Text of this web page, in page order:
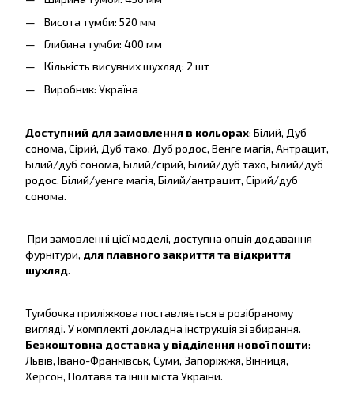
Висота тумби: 520 мм
Глибина тумби: 400 мм
Кількість висувних шухляд: 2 шт
Виробник: Україна
Доступний для замовлення в кольорах: Білий, Дуб
сонома, Сірий, Дуб тахо, Дуб родос, Венге магія, Антрацит,
Білий/дуб сонома, Білий/сірий, Білий/дуб тахо, Білий/дуб
родос, Білий/уенге магія, Білий/антрацит, Сірий/дуб
сонома.
При замовленні цієї моделі, доступна опція додавання
фурнітури, для плавного закриття та відкриття
шухляд.
Тумбочка приліжкова поставляється в розібраному
вигляді. У комплекті докладна інструкція зі збирання.
Безкоштовна доставка у відділення нової пошти:
Львів, Івано-Франківськ, Суми, Запоріжжя, Вінниця,
Херсон, Полтава та інші міста України.